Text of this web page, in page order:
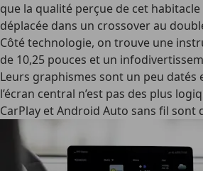
que la qualité perçue de cet
déplacée dans un crossover au
Côté technologie, on trouve une
de 10,25 pouces et un
Leurs graphismes sont un peu datés
l’écran central n’est pas des plus
CarPlay et Android Auto sans fil sont